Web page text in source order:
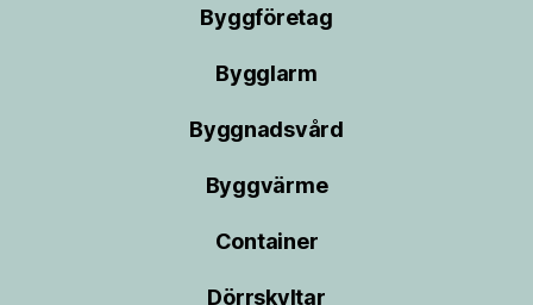
Byggföretag
Bygglarm
Byggnadsvård
Byggvärme
Container
Dörrskyltar